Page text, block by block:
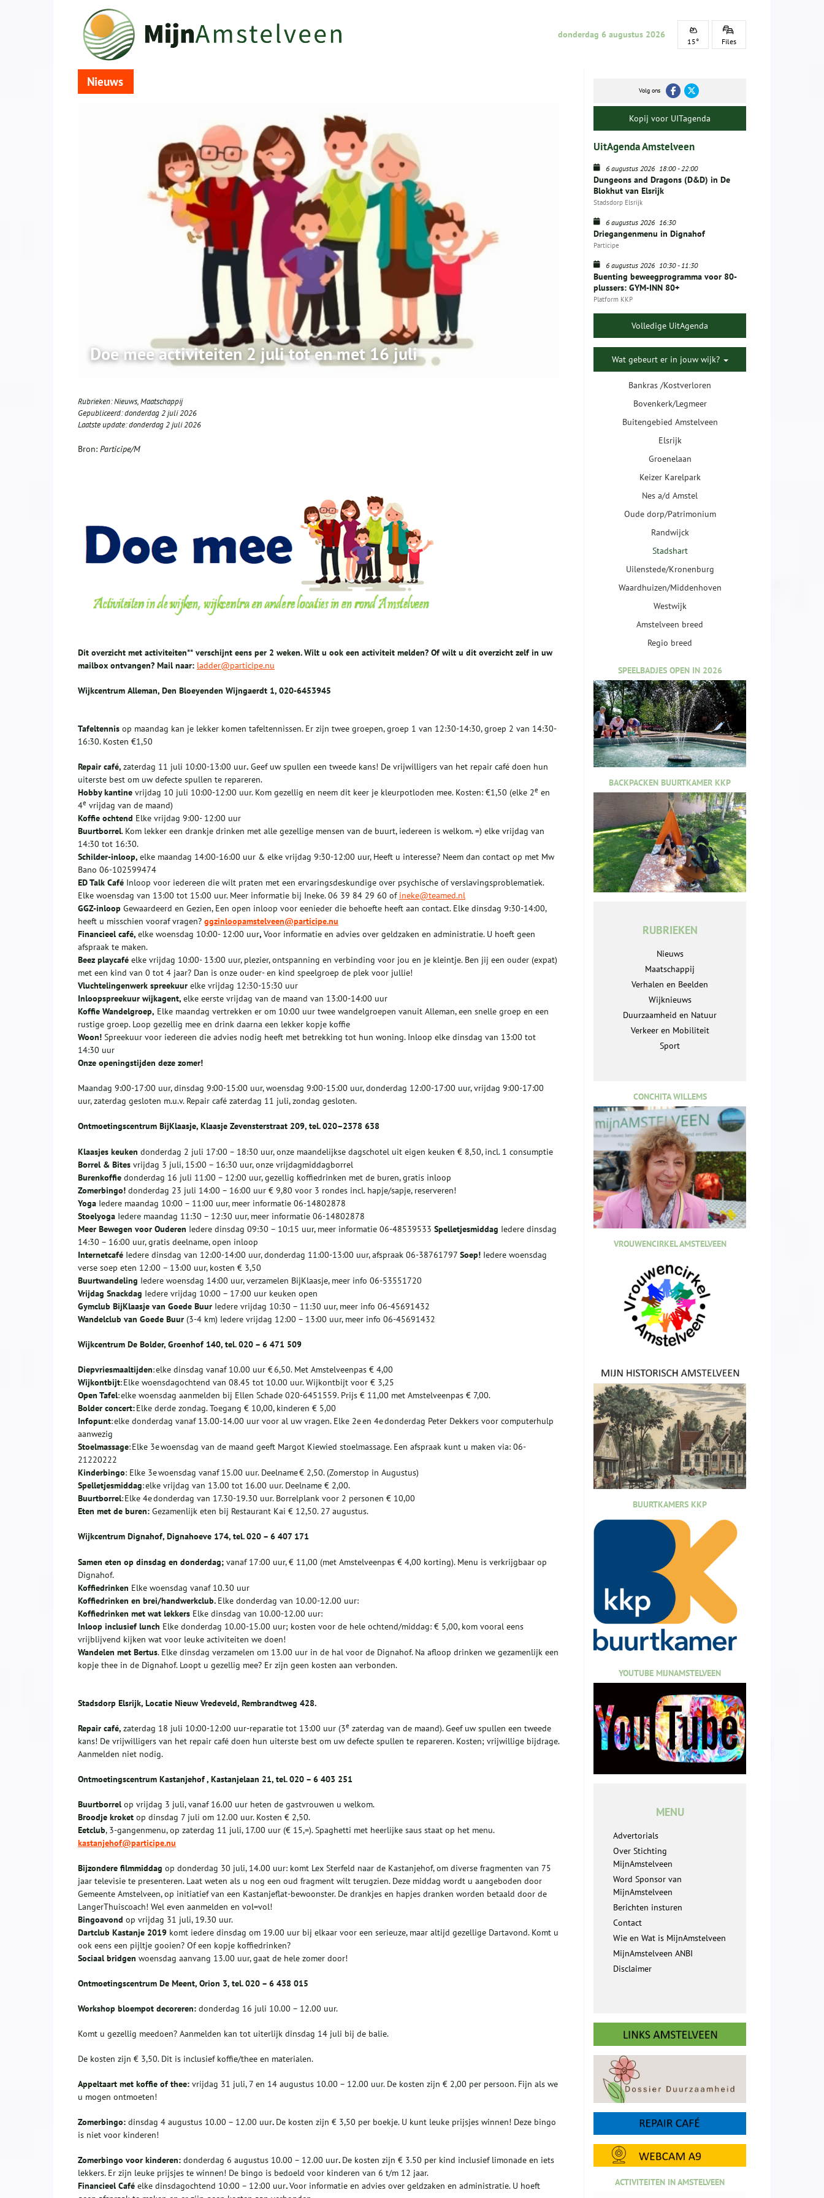
donderdag 6 augustus 2026
15° Files
Nieuws
Doe mee activiteiten 2 juli tot en met 16 juli
Rubrieken:Nieuws,Maatschappij
Gepubliceerd:donderdag 2 juli 2026
Laatste update:donderdag 2 juli 2026
Bron: Participe/M
Dit overzicht met activiteiten** verschijnt eens per 2 weken. Wilt u ook een activiteit melden? Of wilt u dit overzicht zelf in uw
mailbox ontvangen? Mail naar: ladder@participe.nu
Wijkcentrum Alleman, Den Bloeyenden Wijngaerdt 1, 020-6453945
Tafeltennis op maandag kan je lekker komen tafeltennissen. Er zijn twee groepen, groep 1 van 12:30-14:30, groep 2 van 14:30-
16:30. Kosten €1,50
Repair café, zaterdag 11 juli 10:00-13:00 uur. Geef uw spullen een tweede kans! De vrijwilligers van het repair café doen hun
uiterste best om uw defecte spullen te repareren.
Hobby kantine vrijdag 10 juli 10:00-12:00 uur. Kom gezellig en neem dit keer je kleurpotloden mee. Kosten: €1,50 (elke 2e en
4e vrijdag van de maand)
Koffie ochtend Elke vrijdag 9:00- 12:00 uur
Buurtborrel. Kom lekker een drankje drinken met alle gezellige mensen van de buurt, iedereen is welkom. =) elke vrijdag van
14:30 tot 16:30.
Schilder-inloop, elke maandag 14:00-16:00 uur & elke vrijdag 9:30-12:00 uur, Heeft u interesse? Neem dan contact op met Mw
Bano 06-102599474
ED Talk Café Inloop voor iedereen die wilt praten met een ervaringsdeskundige over psychische of verslavingsproblematiek.
Elke woensdag van 13:00 tot 15:00 uur. Meer informatie bij Ineke. 06 39 84 29 60 of ineke@teamed.nl
GGZ-inloop Gewaardeerd en Gezien, Een open inloop voor eenieder die behoefte heeft aan contact. Elke dinsdag 9:30-14:00,
heeft u misschien vooraf vragen? ggzinloopamstelveen@participe.nu
Financieel café, elke woensdag 10:00- 12:00 uur, Voor informatie en advies over geldzaken en administratie. U hoeft geen
afspraak te maken.
Beez playcafé elke vrijdag 10:00- 13:00 uur, plezier, ontspanning en verbinding voor jou en je kleintje. Ben jij een ouder (expat)
met een kind van 0 tot 4 jaar? Dan is onze ouder- en kind speelgroep de plek voor jullie!
Vluchtelingenwerk spreekuur elke vrijdag 12:30-15:30 uur
Inloopspreekuur wijkagent, elke eerste vrijdag van de maand van 13:00-14:00 uur
Koffie Wandelgroep, Elke maandag vertrekken er om 10:00 uur twee wandelgroepen vanuit Alleman, een snelle groep en een
rustige groep. Loop gezellig mee en drink daarna een lekker kopje koffie
Woon! Spreekuur voor iedereen die advies nodig heeft met betrekking tot hun woning. Inloop elke dinsdag van 13:00 tot
14:30 uur
Onze openingstijden deze zomer!
Maandag 9:00-17:00 uur, dinsdag 9:00-15:00 uur, woensdag 9:00-15:00 uur, donderdag 12:00-17:00 uur, vrijdag 9:00-17:00
uur, zaterdag gesloten m.u.v. Repair café zaterdag 11 juli, zondag gesloten.
Ontmoetingscentrum BijKlaasje, Klaasje Zevensterstraat 209, tel. 020–2378 638
Klaasjes keuken donderdag 2 juli 17:00 – 18:30 uur, onze maandelijkse dagschotel uit eigen keuken € 8,50, incl. 1 consumptie
Borrel & Bites vrijdag 3 juli, 15:00 – 16:30 uur, onze vrijdagmiddagborrel
Burenkoffie donderdag 16 juli 11:00 – 12:00 uur, gezellig koffiedrinken met de buren, gratis inloop
Zomerbingo! donderdag 23 juli 14:00 – 16:00 uur € 9,80 voor 3 rondes incl. hapje/sapje, reserveren!
Yoga Iedere maandag 10:00 – 11:00 uur, meer informatie 06-14802878
Stoelyoga Iedere maandag 11:30 – 12:30 uur, meer informatie 06-14802878
Meer Bewegen voor Ouderen Iedere dinsdag 09:30 – 10:15 uur, meer informatie 06-48539533 Spelletjesmiddag Iedere dinsdag
14:30 – 16:00 uur, gratis deelname, open inloop
Internetcafé Iedere dinsdag van 12:00-14:00 uur, donderdag 11:00-13:00 uur, afspraak 06-38761797 Soep! Iedere woensdag
verse soep eten 12:00 – 13:00 uur, kosten € 3,50
Buurtwandeling Iedere woensdag 14:00 uur, verzamelen BijKlaasje, meer info 06-53551720
Vrijdag Snackdag Iedere vrijdag 10:00 – 17:00 uur keuken open
Gymclub BijKlaasje van Goede Buur Iedere vrijdag 10:30 – 11:30 uur, meer info 06-45691432
Wandelclub van Goede Buur (3-4 km) Iedere vrijdag 12:00 – 13:00 uur, meer info 06-45691432
Wijkcentrum De Bolder, Groenhof 140, tel. 020 – 6 471 509
Diepvriesmaaltijden: elke dinsdag vanaf 10.00 uur € 6,50. Met Amstelveenpas € 4,00
Wijkontbijt: Elke woensdagochtend van 08.45 tot 10.00 uur. Wijkontbijt voor € 3,25
Open Tafel: elke woensdag aanmelden bij Ellen Schade 020-6451559. Prijs € 11,00 met Amstelveenpas € 7,00.
Bolder concert:Elke derde zondag. Toegang € 10,00, kinderen € 5,00
Infopunt: elke donderdag vanaf 13.00-14.00 uur voor al uw vragen. Elke 2e en 4e donderdag Peter Dekkers voor computerhulp
aanwezig
Stoelmassage: Elke 3e woensdag van de maand geeft Margot Kiewied stoelmassage. Een afspraak kunt u maken via: 06-
21220222
Kinderbingo: Elke 3e woensdag vanaf 15.00 uur. Deelname € 2,50. (Zomerstop in Augustus)
Spelletjesmiddag: elke vrijdag van 13.00 tot 16.00 uur. Deelname € 2,00.
Buurtborrel: Elke 4e donderdag van 17.30-19.30 uur. Borrelplank voor 2 personen € 10,00
Eten met de buren: Gezamenlijk eten bij Restaurant Kai € 12,50. 27 augustus.
Wijkcentrum Dignahof, Dignahoeve 174, tel. 020 – 6 407 171
Samen eten op dinsdag en donderdag; vanaf 17:00 uur, € 11,00 (met Amstelveenpas € 4,00 korting). Menu is verkrijgbaar op
Dignahof.
Koffiedrinken Elke woensdag vanaf 10.30 uur
Koffiedrinken en brei/handwerkclub. Elke donderdag van 10.00-12.00 uur:
Koffiedrinken met wat lekkers Elke dinsdag van 10.00-12.00 uur:
Inloop inclusief lunch Elke donderdag 10.00-15.00 uur; kosten voor de hele ochtend/middag: € 5,00, kom vooral eens
vrijblijvend kijken wat voor leuke activiteiten we doen!
Wandelen met Bertus. Elke dinsdag verzamelen om 13.00 uur in de hal voor de Dignahof. Na afloop drinken we gezamenlijk een
kopje thee in de Dignahof. Loopt u gezellig mee? Er zijn geen kosten aan verbonden.
Stadsdorp Elsrijk, Locatie Nieuw Vredeveld, Rembrandtweg 428.
Repair café, zaterdag 18 juli 10:00-12:00 uur-reparatie tot 13:00 uur (3e zaterdag van de maand). Geef uw spullen een tweede
kans! De vrijwilligers van het repair café doen hun uiterste best om uw defecte spullen te repareren. Kosten; vrijwillige bijdrage.
Aanmelden niet nodig.
Ontmoetingscentrum Kastanjehof , Kastanjelaan 21, tel. 020 – 6 403 251
Buurtborrel op vrijdag 3 juli, vanaf 16.00 uur heten de gastvrouwen u welkom.
Broodje kroket op dinsdag 7 juli om 12.00 uur. Kosten € 2,50.
Eetclub, 3-gangenmenu, op zaterdag 11 juli, 17.00 uur (€ 15,=). Spaghetti met heerlijke saus staat op het menu.
kastanjehof@participe.nu
Bijzondere filmmiddag op donderdag 30 juli, 14.00 uur: komt Lex Sterfeld naar de Kastanjehof, om diverse fragmenten van 75
jaar televisie te presenteren. Laat weten als u nog een oud fragment wilt terugzien. Deze middag wordt u aangeboden door
Gemeente Amstelveen, op initiatief van een Kastanjeflat-bewoonster. De drankjes en hapjes dranken worden betaald door de
LangerThuiscoach! Wel even aanmelden en vol=vol!
Bingoavond op vrijdag 31 juli, 19.30 uur.
Dartclub Kastanje 2019 komt iedere dinsdag om 19.00 uur bij elkaar voor een serieuze, maar altijd gezellige Dartavond. Komt u
ook eens een pijltje gooien? Of een kopje koffiedrinken?
Sociaal bridgen woensdag aanvang 13.00 uur, gaat de hele zomer door!
Ontmoetingscentrum De Meent, Orion 3, tel. 020 – 6 438 015
Workshop bloempot decoreren: donderdag 16 juli 10.00 – 12.00 uur.
Komt u gezellig meedoen? Aanmelden kan tot uiterlijk dinsdag 14 juli bij de balie.
De kosten zijn € 3,50. Dit is inclusief koffie/thee en materialen.
Appeltaart met koffie of thee: vrijdag 31 juli, 7 en 14 augustus 10.00 – 12.00 uur. De kosten zijn € 2,00 per persoon. Fijn als we
u mogen ontmoeten!
Zomerbingo: dinsdag 4 augustus 10.00 – 12.00 uur. De kosten zijn € 3,50 per boekje. U kunt leuke prijsjes winnen! Deze bingo
is niet voor kinderen!
Zomerbingo voor kinderen: donderdag 6 augustus 10.00 – 12.00 uur. De kosten zijn € 3.50 per kind inclusief limonade en iets
lekkers. Er zijn leuke prijsjes te winnen! De bingo is bedoeld voor kinderen van 6 t/m 12 jaar.
Financieel Café elke dinsdagochtend 10:00 – 12:00 uur.Voor informatie en advies over geldzaken en administratie. U hoeft
Volg ons
Kopij voor UITagenda
UitAgenda Amstelveen
6 augustus 2026 18:00-22:00
Dungeons and Dragons (D&D) in De
Blokhut van Elsrijk
Stadsdorp Elsrijk
6 augustus 2026 16:30
Driegangenmenu in Dignahof
Participe
6 augustus 2026 10:30-11:30
Buenting beweegprogramma voor 80-
plussers: GYM-INN 80+
Platform KKP
Volledige UitAgenda
Wat gebeurt er in jouw wijk?
Bankras /Kostverloren
Bovenkerk/Legmeer
Buitengebied Amstelveen
Elsrijk
Groenelaan
Keizer Karelpark
Nes a/d Amstel
Oude dorp/Patrimonium
Randwijck
Stadshart
Uilenstede/Kronenburg
Waardhuizen/Middenhoven
Westwijk
Amstelveen breed
Regio breed
SPEELBADJES OPEN IN 2026
BACKPACKEN BUURTKAMER KKP
RUBRIEKEN
Nieuws
Maatschappij
Verhalen en Beelden
Wijknieuws
Duurzaamheid en Natuur
Verkeer en Mobiliteit
Sport
CONCHITA WILLEMS
VROUWENCIRKEL AMSTELVEEN
BUURTKAMERS KKP
YOUTUBE MIJNAMSTELVEEN
MENU
Advertorials
Over Stichting
MijnAmstelveen
Word Sponsor van
MijnAmstelveen
Berichten insturen
Contact
Wie en Wat is MijnAmstelveen
MijnAmstelveen ANBI
Disclaimer
ACTIVITEITEN IN AMSTELVEEN